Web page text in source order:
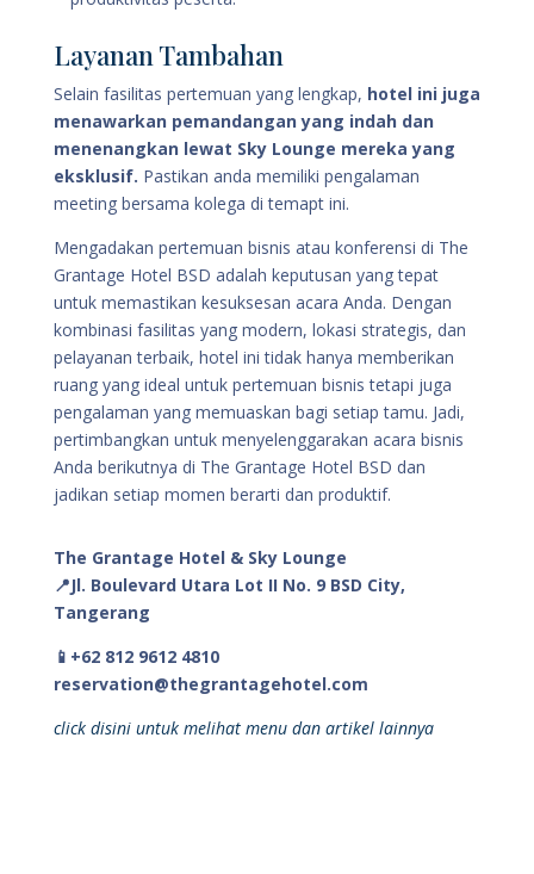
Layanan Tambahan
Selain fasilitas pertemuan yang lengkap, hotel ini juga
menawarkan pemandangan yang indah dan
menenangkan lewat Sky Lounge mereka yang
eksklusif. Pastikan anda memiliki pengalaman
meeting bersama kolega di temapt ini.
Mengadakan pertemuan bisnis atau konferensi di The
Grantage Hotel BSD adalah keputusan yang tepat
untuk memastikan kesuksesan acara Anda. Dengan
kombinasi fasilitas yang modern, lokasi strategis, dan
pelayanan terbaik, hotel ini tidak hanya memberikan
ruang yang ideal untuk pertemuan bisnis tetapi juga
pengalaman yang memuaskan bagi setiap tamu. Jadi,
pertimbangkan untuk menyelenggarakan acara bisnis
Anda berikutnya di The Grantage Hotel BSD dan
jadikan setiap momen berarti dan produktif.
The Grantage Hotel & Sky Lounge
📍Jl. Boulevard Utara Lot II No. 9 BSD City,
Tangerang
📱+62 812 9612 4810
reservation@thegrantagehotel.com
click disini untuk melihat menu dan artikel lainnya